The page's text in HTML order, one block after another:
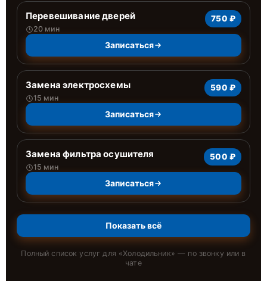
Перевешивание дверей
20 мин
750 ₽
Записаться
Замена электросхемы
15 мин
590 ₽
Записаться
Замена фильтра осушителя
15 мин
500 ₽
Записаться
Показать всё
Полный список услуг для «Холодильник» — по звонку или в
чате